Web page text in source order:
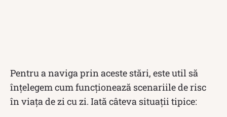
Pentru a naviga prin aceste stări, este util să
înțelegem cum funcționează scenariile de risc
în viața de zi cu zi. Iată câteva situații tipice: